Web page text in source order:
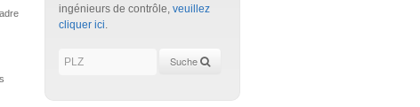
ingénieurs de contrôle, veuillez
cliquer ici
Suche